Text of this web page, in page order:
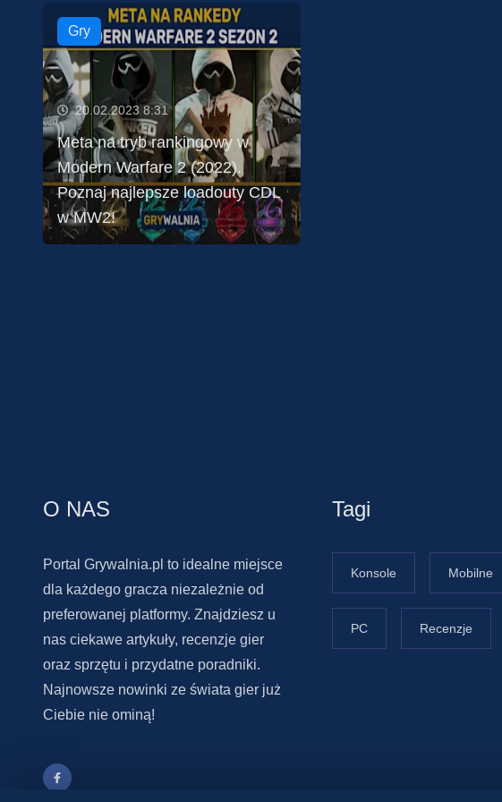
Gry
20.02.2023 8:31
Meta na tryb rankingowy w
Modern Warfare 2 (2022).
Poznaj najlepsze loadouty CDL
w MW2!
O NAS
Portal Grywalnia.pl to idealne miejsce
dla każdego gracza niezależnie od
preferowanej platformy. Znajdziesz u
nas ciekawe artykuły, recenzje gier
oraz sprzętu i przydatne poradniki.
Najnowsze nowinki ze świata gier już
Ciebie nie ominą!
Tagi
Konsole Mobilne
PC Recenzje